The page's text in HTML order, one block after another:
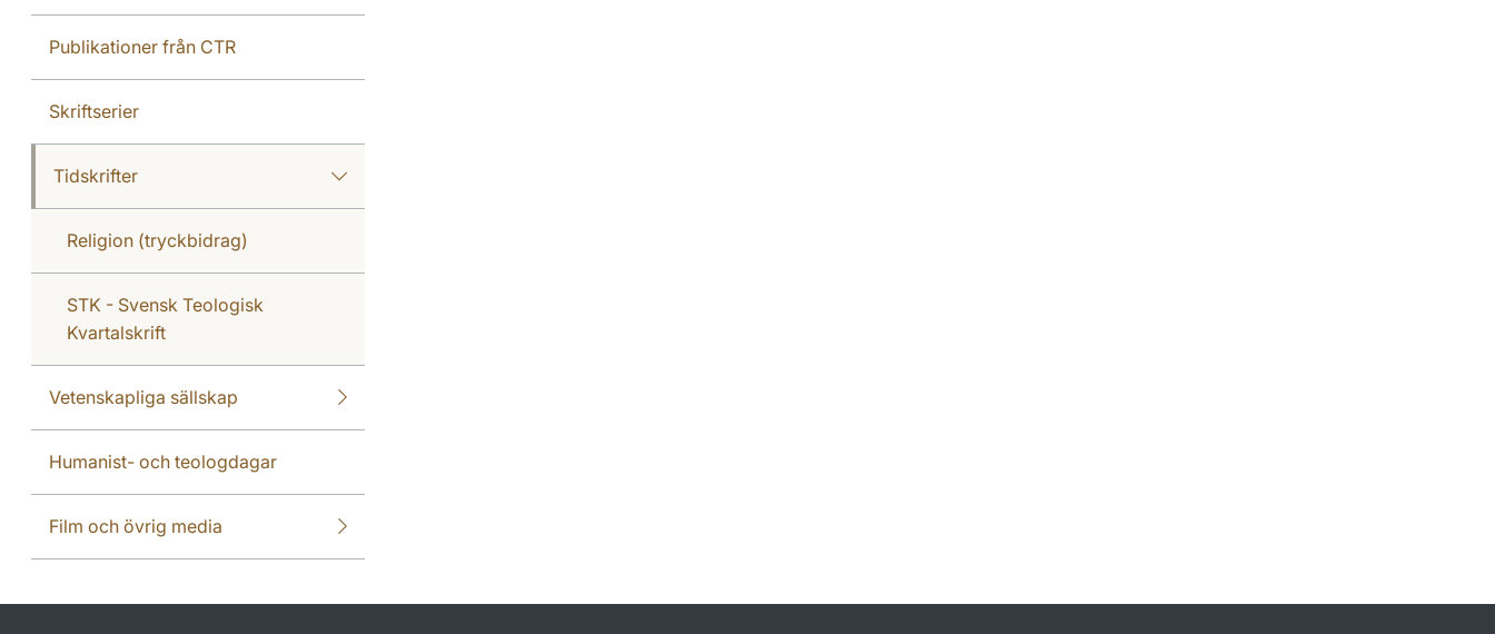
Publikationer från CTR
Skriftserier
Tidskrifter
Religion (tryckbidrag)
STK - Svensk Teologisk
Kvartalskrift
Vetenskapliga sällskap
Humanist- och teologdagar
Film och övrig media